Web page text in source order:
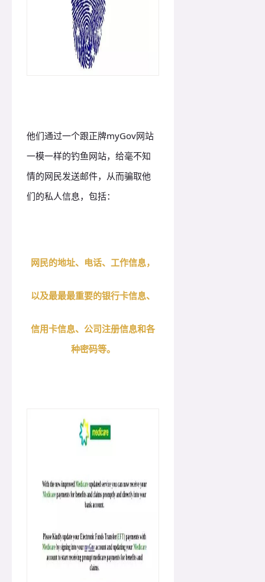
他们通过一个跟正牌myGov网站
一模一样的钓鱼网站，给毫不知
情的网民发送邮件，从而骗取他
们的私人信息，包括：
网民的地址、电话、工作信息，
以及最最最重要的银行卡信息、
信用卡信息、公司注册信息和各
种密码等。